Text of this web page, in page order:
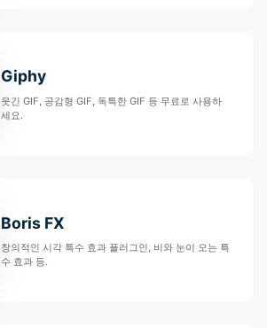
Giphy
웃긴 GIF, 공감형 GIF, 독특한 GIF 등 무료로 사용하
세요.
Boris FX
창의적인 시각 특수 효과 플러그인, 비와 눈이 오는 특
수 효과 등.